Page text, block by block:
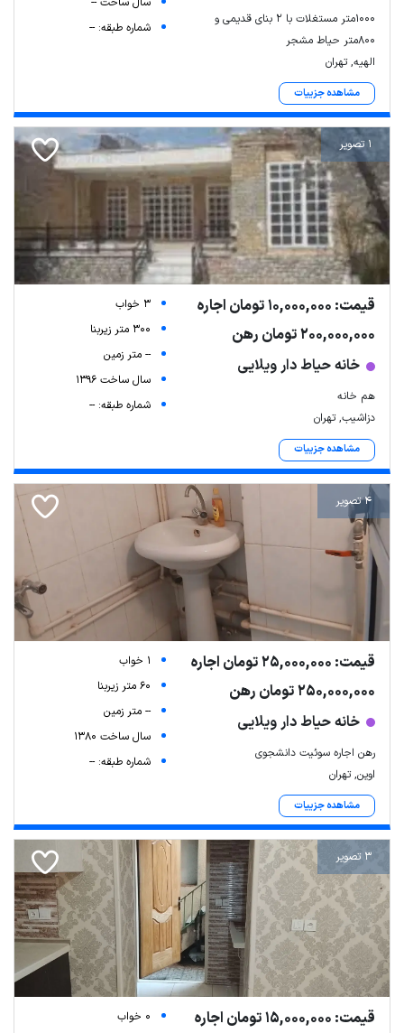
۱۰۰۰متر مستغلات با ۲ بنای قدیمی و
۸۰۰متر حیاط مشجر
الهیه, تهران
مشاهده جزییات
شماره طبقه: --
1 تصویر
قیمت: 10,000,000 تومان اجاره
200,000,000 تومان رهن
خانه حیاط دار ویلایی
هم خانه
دزاشیب, تهران
مشاهده جزییات
3 خواب
300 متر زیربنا
-- متر زمین
سال ساخت 1396
شماره طبقه: --
4 تصویر
قیمت: 25,000,000 تومان اجاره
250,000,000 تومان رهن
خانه حیاط دار ویلایی
رهن اجاره سوئیت دانشجوی
اوین, تهران
مشاهده جزییات
1 خواب
60 متر زیربنا
-- متر زمین
سال ساخت 1380
شماره طبقه: --
3 تصویر
قیمت: 15,000,000 تومان اجاره
0 خواب